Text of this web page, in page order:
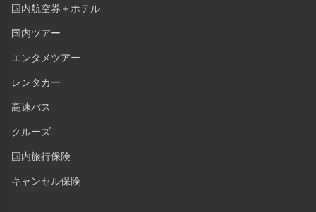
国内航空券＋ホテル
国内ツアー
エンタメツアー
レンタカー
高速バス
クルーズ
国内旅行保険
キャンセル保険